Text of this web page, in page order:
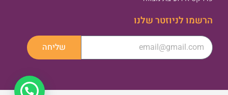
הרשמו לניוזטר שלנו
שליחה